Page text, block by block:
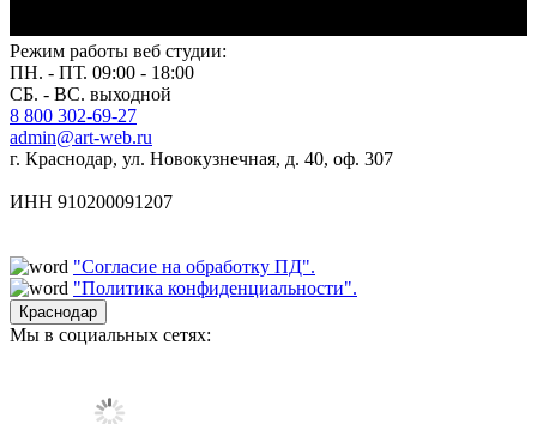
Режим работы веб студии:
ПН. - ПТ. 09:00 - 18:00
СБ. - ВС. выходной
8 800 302-69-27
admin@art-web.ru
г. Краснодар, ул. Новокузнечная, д. 40, оф. 307
ИНН 910200091207
"Согласие на обработку ПД".
"Политика конфиденциальности".
Краснодар
Мы в социальных сетях: